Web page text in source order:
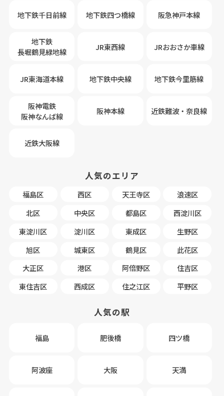
地下鉄千日前線 地下鉄四つ橋線 阪急神戸本線
地下鉄
長堀鶴見緑地線
JR東西線 JRおおさか車線
JR東海道本線 地下鉄中央線 地下鉄今里筋線
阪神電鉄
阪神なんば線
阪神本線 近鉄難波・奈良線
近鉄大阪線
人気のエリア
福島区 西区 天王寺区
浪速区
北区
中央区 都島区
西淀川区
東淀川区
淀川区 東成区
生野区
旭区
城東区 鶴見区
此花区
大正区
港区 阿倍野区
住吉区
東住吉区
西成区 住之江区 平野区
人気の駅
福島 肥後橋 四ツ橋
阿波座 大阪 天満